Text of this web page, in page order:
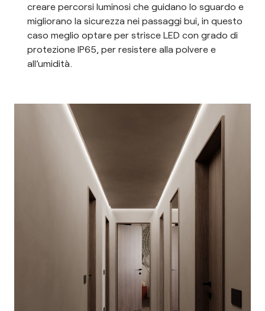
creare percorsi luminosi che guidano lo sguardo e
migliorano la sicurezza nei passaggi bui, in questo
caso meglio optare per strisce LED con grado di
protezione IP65, per resistere alla polvere e
all’umidità.